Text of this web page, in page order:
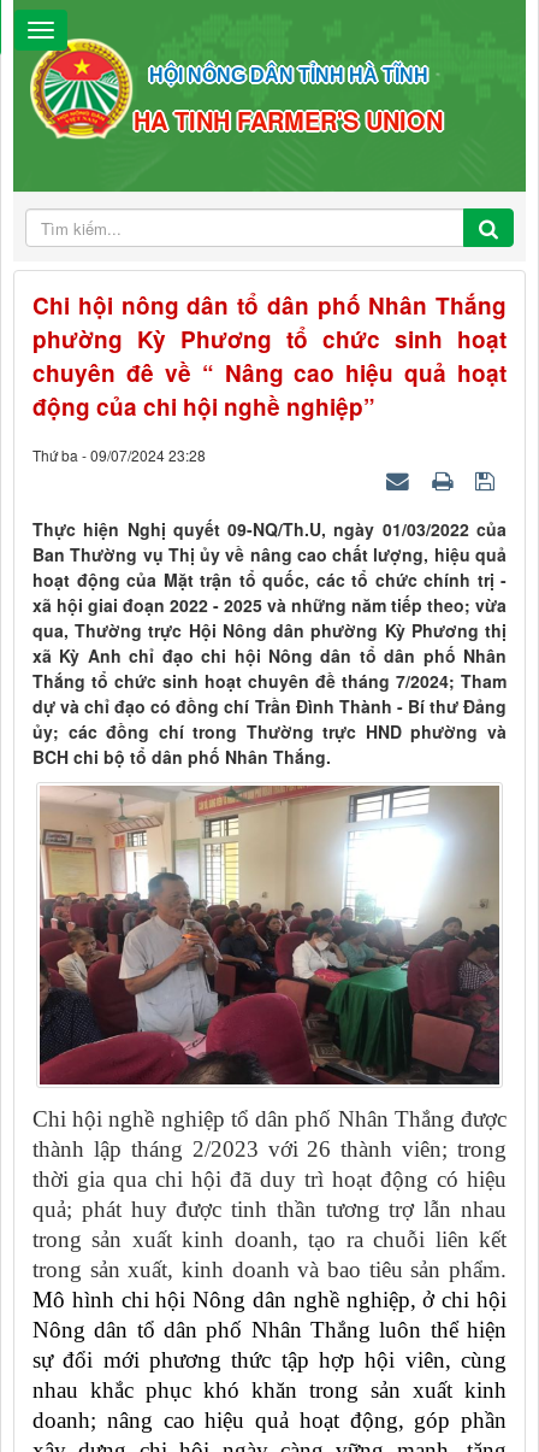
HỘI NÔNG DÂN TỈNH HÀ TĨNH
HA TINH FARMER'S UNION
Chi hội nông dân tổ dân phố Nhân Thắng
phường Kỳ Phương tổ chức sinh hoạt
chuyên đê về “ Nâng cao hiệu quả hoạt
động của chi hội nghề nghiệp”
Thứ ba - 09/07/2024 23:28
Thực hiện Nghị quyết 09-NQ/Th.U, ngày 01/03/2022 của
Ban Thường vụ Thị ủy về nâng cao chất lượng, hiệu quả
hoạt động của Mặt trận tổ quốc, các tổ chức chính trị -
xã hội giai đoạn 2022 - 2025 và những năm tiếp theo; vừa
qua, Thường trực Hội Nông dân phường Kỳ Phương thị
xã Kỳ Anh chỉ đạo chi hội Nông dân tổ dân phố Nhân
Thắng tổ chức sinh hoạt chuyên đề tháng 7/2024; Tham
dự và chỉ đạo có đồng chí Trần Đình Thành - Bí thư Đảng
ủy; các đồng chí trong Thường trực HND phường và
BCH chi bộ tổ dân phố Nhân Thắng.
Chi hội nghề nghiệp tổ dân phố Nhân Thắng được
thành lập tháng 2/2023 với 26 thành viên; trong
thời gia qua chi hội đã duy trì hoạt động có hiệu
quả; phát huy được tinh thần tương trợ lẫn nhau
trong sản xuất kinh doanh, tạo ra chuỗi liên kết
trong sản xuất, kinh doanh và bao tiêu sản phẩm.
Mô hình chi hội Nông dân nghề nghiệp, ở chi hội
Nông dân tổ dân phố Nhân Thắng luôn thể hiện
sự đổi mới phương thức tập hợp hội viên, cùng
nhau khắc phục khó khăn trong sản xuất kinh
doanh; nâng cao hiệu quả hoạt động, góp phần